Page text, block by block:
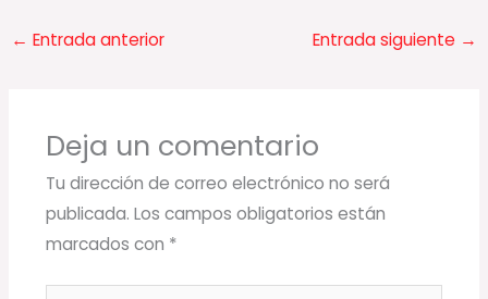
← Entrada anterior Entrada siguiente →
Deja un comentario
Tu dirección de correo electrónico no será
publicada. Los campos obligatorios están
marcados con *